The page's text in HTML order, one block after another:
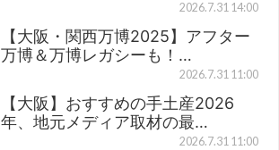
2026.7.31 14:00
【大阪・関西万博2025】アフター
万博＆万博レガシーも！…
2026.7.31 11:00
【大阪】おすすめの手土産2026
年、地元メディア取材の最…
2026.7.31 11:00